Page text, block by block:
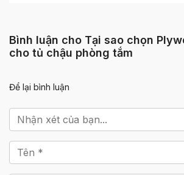
Bình luận cho Tại sao chọn
cho tủ chậu phòng tắm
Để lại bình luận